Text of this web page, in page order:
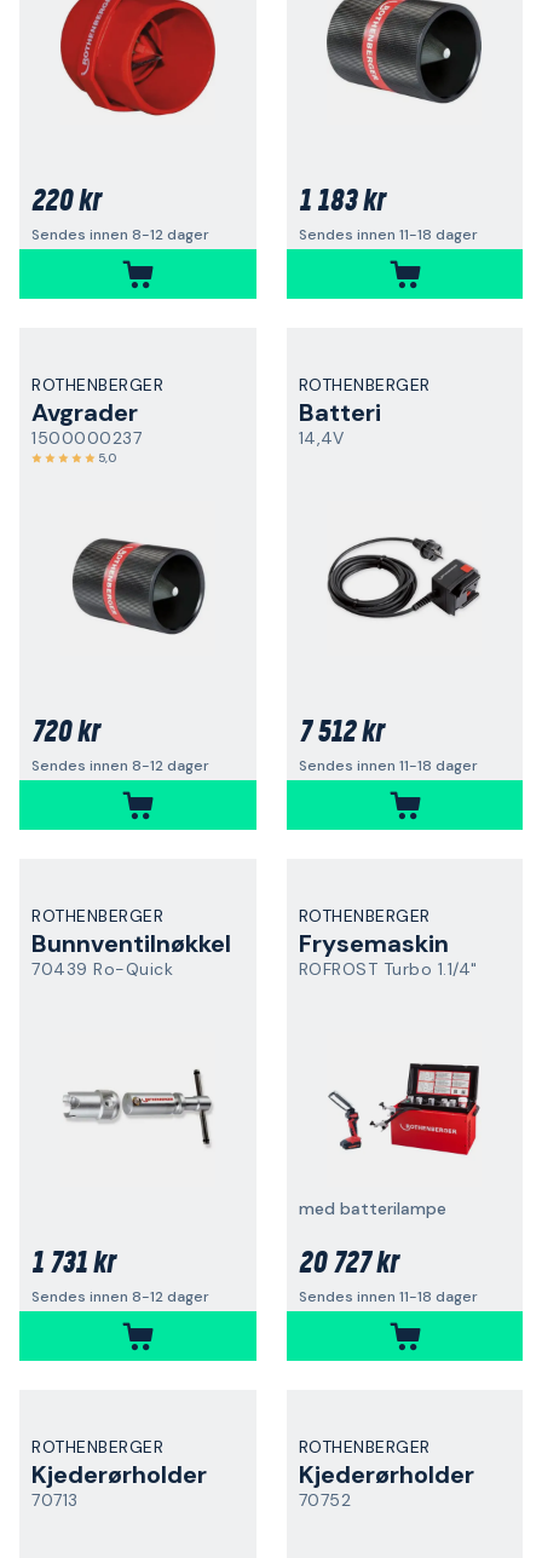
220 kr
Sendes innen 8-12 dager
1 183 kr
Sendes innen 11-18 dager
ROTHENBERGER
Avgrader
1500000237
5,0
720 kr
Sendes innen 8-12 dager
ROTHENBERGER
Batteri
14,4V
7 512 kr
Sendes innen 11-18 dager
ROTHENBERGER
Bunnventilnøkkel
70439 Ro-Quick
1 731 kr
Sendes innen 8-12 dager
ROTHENBERGER
Frysemaskin
ROFROST Turbo 1.1/4"
med batterilampe
20 727 kr
Sendes innen 11-18 dager
ROTHENBERGER
Kjederørholder
70713
ROTHENBERGER
Kjederørholder
70752